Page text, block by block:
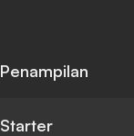
Penampilan
Starter